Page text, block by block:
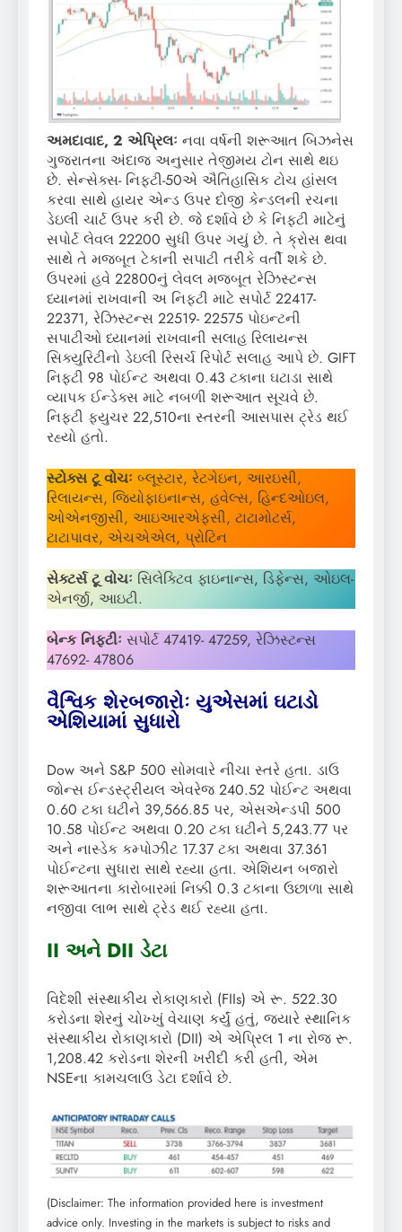
અમદાવાદ, 2 એપ્રિલઃ નવા વર્ષની શરૂઆત બિઝનેસ
ગુજરાતના અંદાજ અનુસાર તેજીમય ટોન સાથે થઇ
છે. સેન્સેક્સ- નિફ્ટી-50એ ઐતિહાસિક ટોચ હાંસલ
કરવા સાથે હાયર એન્ડ ઉપર દોજી કેન્ડલની રચના
ડેઇલી ચાર્ટ ઉપર કરી છે. જે દર્શાવે છે કે નિફ્ટી માટેનું
સપોર્ટ લેવલ 22200 સુધી ઉપર ગયું છે. તે ક્રોસ થવા
સાથે તે મજબૂત ટેકાની સપાટી તરીકે વર્તી શકે છે.
ઉપરમાં હવે 22800નું લેવલ મજબૂત રેઝિસ્ટન્સ
ધ્યાનમાં રાખવાની અ નિફ્ટી માટે સપોર્ટ 22417-
22371, રેઝિસ્ટન્સ 22519- 22575 પોઇન્ટની
સપાટીઓ ધ્યાનમાં રાખવાની સલાહ રિલાયન્સ
સિક્યુરિટીનો ડેઇલી રિસર્ચ રિપોર્ટ સલાહ આપે છે. GIFT
નિફ્ટી 98 પોઈન્ટ અથવા 0.43 ટકાના ઘટાડા સાથે
વ્યાપક ઈન્ડેક્સ માટે નબળી શરૂઆત સૂચવે છે.
નિફ્ટી ફ્યુચર 22,510ના સ્તરની આસપાસ ટ્રેડ થઈ
રહ્યો હતો.
સ્ટોક્સ ટૂ વોચઃ બ્લૂસ્ટાર, રેટગેઇન, આરઇસી,
રિલાયન્સ, જિયોફાઇનાન્સ, હવેલ્સ, હિન્દઓઇલ,
ઓએનજીસી, આઇઆરએફસી, ટાટામોટર્સ,
ટાટાપાવર, એચએએલ, પ્રોટિન
સેક્ટર્સ ટૂ વોચઃ સિલેક્ટિવ ફાઇનાન્સ, ડિફેન્સ, ઓઇલ-
એનર્જી, આઇટી.
બેન્ક નિફ્ટીઃ સપોર્ટ 47419- 47259, રેઝિસ્ટન્સ
47692- 47806
વૈશ્વિક શેરબજારોઃ યુએસમાં ઘટાડો
એશિયામાં સુધારો
Dow અને S&P 500 સોમવારે નીચા સ્તરે હતા. ડાઉ
જોન્સ ઈન્ડસ્ટ્રીયલ એવરેજ 240.52 પોઈન્ટ અથવા
0.60 ટકા ઘટીને 39,566.85 પર, એસએન્ડપી 500
10.58 પોઈન્ટ અથવા 0.20 ટકા ઘટીને 5,243.77 પર
અને નાસ્ડેક કમ્પોઝીટ 17.37 ટકા અથવા 37.361
પોઈન્ટના સુધારા સાથે રહ્યા હતા. એશિયન બજારો
શરૂઆતના કારોબારમાં નિક્કી 0.3 ટકાના ઉછાળા સાથે
નજીવા લાભ સાથે ટ્રેડ થઈ રહ્યા હતા.
II અને DII ડેટા
વિદેશી સંસ્થાકીય રોકાણકારો (FIIs) એ રૂ. 522.30
કરોડના શેરનું ચોખ્ખું વેચાણ કર્યું હતું, જ્યારે સ્થાનિક
સંસ્થાકીય રોકાણકારો (DII) એ એપ્રિલ 1 ના રોજ રૂ.
1,208.42 કરોડના શેરની ખરીદી કરી હતી, એમ
NSEના કામચલાઉ ડેટા દર્શાવે છે.
(Disclaimer: The information provided here is investment
advice only. Investing in the markets is subject to risks and